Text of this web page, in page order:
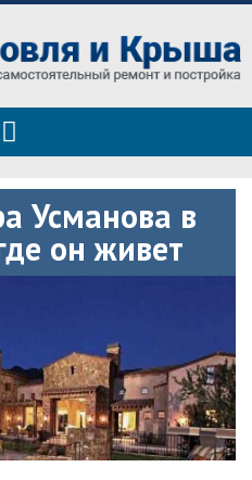
полезные
дома и ремонте
Усманова в
он живет